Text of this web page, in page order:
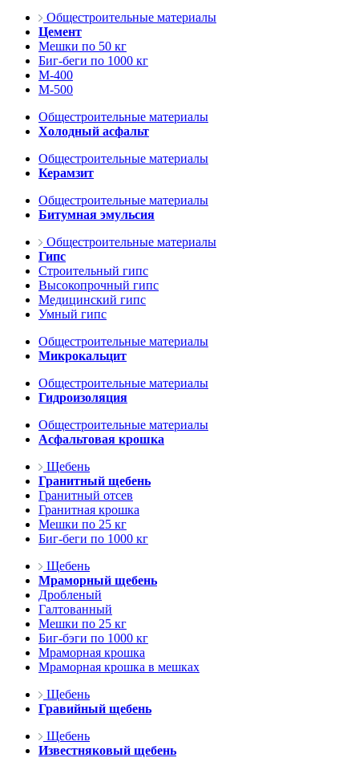
Общестроительные материалы
Цемент
Мешки по 50 кг
Биг-беги по 1000 кг
М-400
М-500
Общестроительные материалы
Холодный асфальт
Общестроительные материалы
Керамзит
Общестроительные материалы
Битумная эмульсия
Общестроительные материалы
Гипс
Строительный гипс
Высокопрочный гипс
Медицинский гипс
Умный гипс
Общестроительные материалы
Микрокальцит
Общестроительные материалы
Гидроизоляция
Общестроительные материалы
Асфальтовая крошка
Щебень
Гранитный щебень
Гранитный отсев
Гранитная крошка
Мешки по 25 кг
Биг-беги по 1000 кг
Щебень
Мраморный щебень
Дробленый
Галтованный
Мешки по 25 кг
Биг-бэги по 1000 кг
Мраморная крошка
Мраморная крошка в мешках
Щебень
Гравийный щебень
Щебень
Известняковый щебень